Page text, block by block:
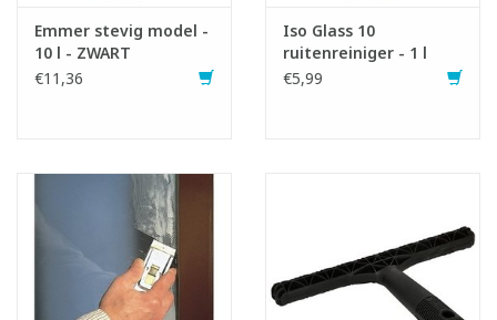
Infofiche
Emmer stevig model -
10 l - ZWART
€11,36
Iso Glass 10
ruitenreiniger - 1 l
€5,99